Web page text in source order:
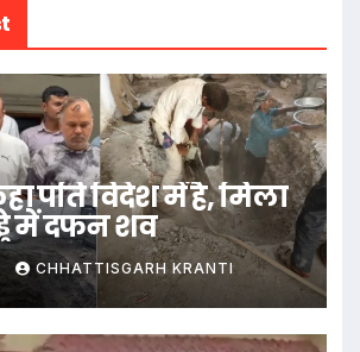
पति विदेश में है, मिला
में दफन शव
CHHATTISGARH KRANTI